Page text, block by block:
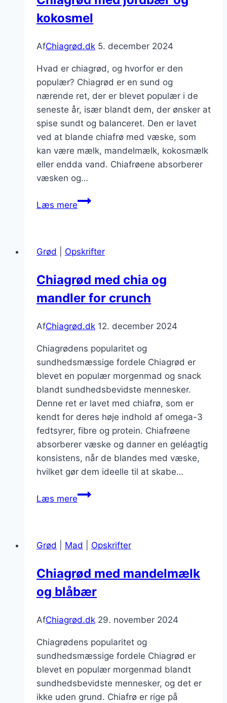
kokosmel
AfChiagrød.dk 5. december 2024
Hvad er chiagrød, og hvorfor er den
populær? Chiagrød er en sund og
nærende ret, der er blevet populær i de
seneste år, især blandt dem, der ønsker at
spise sundt og balanceret. Den er lavet
ved at blande chiafrø med væske, som
kan være mælk, mandelmælk, kokosmælk
eller endda vand. Chiafrøene absorberer
væsken og…
Læs mereChiagrød
kokosmel
Grød Opskrifter
Chiagrød med chia og
mandler for crunch
AfChiagrød.dk 12. december 2024
Chiagrødens popularitet og
sundhedsmæssige fordele Chiagrød er
blevet en populær morgenmad og snack
blandt sundhedsbevidste mennesker.
Denne ret er lavet med chiafrø, som er
kendt for deres høje indhold af omega-3
fedtsyrer, fibre og protein. Chiafrøene
absorberer væske og danner en geléagtig
konsistens, når de blandes med væske,
hvilket gør dem ideelle til at skabe…
Læs mereChiagrød
mandler
crunch
Grød Mad Opskrifter
Chiagrød med mandelmælk
og blåbær
AfChiagrød.dk 29. november 2024
Chiagrødens popularitet og
sundhedsmæssige fordele Chiagrød er
blevet en populær morgenmad blandt
sundhedsbevidste mennesker, og det er
ikke uden grund. Chiafrø er rige på